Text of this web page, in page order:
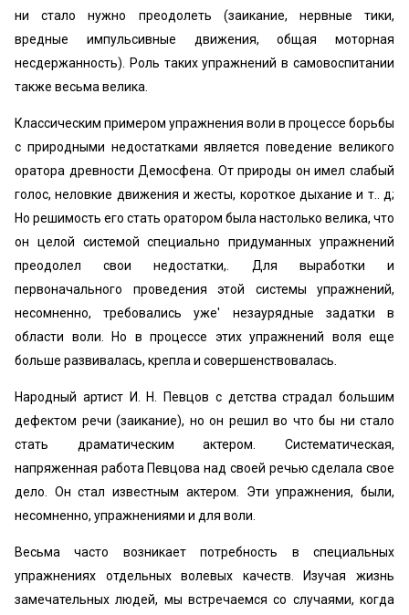
ни стало нужно преодолеть (заикание, нервные тики,
вредные импульсивные движения, общая моторная
несдержанность). Роль таких упражнений в самовоспитании
также весьма велика.
Классическим примером упражнения воли в процессе борьбы
с природными недостатками является поведение великого
оратора древности Демосфена. От природы он имел слабый
голос, неловкие движения и жесты, короткое дыхание и т.. д;
Но решимость его стать оратором была настолько велика, что
он целой системой специально придуманных упражнений
преодолел свои недостатки,. Для выработки и
первоначального проведения этой системы упражнений,
несомненно, требовались уже' незаурядные задатки в
области воли. Но в процессе этих упражнений воля еще
больше развивалась, крепла и совершенствовалась.
Народный артист И. Н. Певцов с детства страдал большим
дефектом речи (заикание), но он решил во что бы ни стало
стать драматическим актером. Систематическая,
напряженная работа Певцова над своей речью сделала свое
дело. Он стал известным актером. Эти упражнения, были,
несомненно, упражнениями и для воли.
Весьма часто возникает потребность в специальных
упражнениях отдельных волевых качеств. Изучая жизнь
замечательных людей, мы встречаемся со случаями, когда